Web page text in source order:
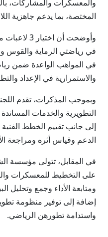
والمعسكرات والمشاركات،
المختصة، بما يدعم جاهزية
وأوضحت أن
في رياضتي الرماية والقوس
في المواهب الواعدة ضمن
والاستمرارية في الإعداد
وبموجب المذكرات، تقدم
التطويرية والخدمات
إلى جانب تقييم الخطط الفنية
الدعم وقياس أثره ومراجعة
في المقابل، تتولى مؤسسة
على التخطيط للمعسكرات
ومتابعة الأداء وجمع وتحليل
إضافة إلى توفير منظومة
واستدامة تطورهن الرياضي.